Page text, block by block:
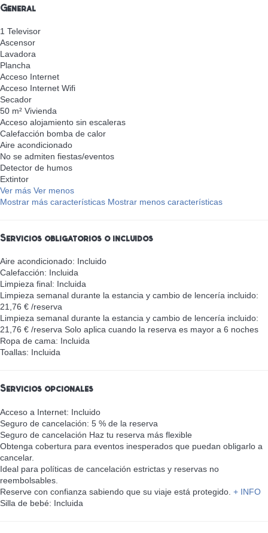
General
1 Televisor
Ascensor
Lavadora
Plancha
Acceso Internet
Acceso Internet Wifi
Secador
50 m² Vivienda
Acceso alojamiento sin escaleras
Calefacción bomba de calor
Aire acondicionado
No se admiten fiestas/eventos
Detector de humos
Extintor
Ver más Ver menos
Mostrar más características Mostrar menos características
Servicios obligatorios o incluidos
Aire acondicionado: Incluido
Calefacción: Incluida
Limpieza final: Incluida
Limpieza semanal durante la estancia y cambio de lencería incluido:
21,76 € /reserva
Limpieza semanal durante la estancia y cambio de lencería incluido:
21,76 € /reserva Solo aplica cuando la reserva es mayor a 6 noches
Ropa de cama: Incluida
Toallas: Incluida
Servicios opcionales
Acceso a Internet: Incluido
Seguro de cancelación: 5 % de la reserva
Seguro de cancelación Haz tu reserva más flexible
Obtenga cobertura para eventos inesperados que puedan obligarlo a
cancelar.
Ideal para políticas de cancelación estrictas y reservas no
reembolsables.
Reserve con confianza sabiendo que su viaje está protegido. + INFO
Silla de bebé: Incluida